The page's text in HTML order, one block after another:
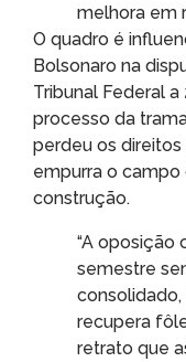
melhora em
O quadro é
Bolsonaro na
Tribunal Federal
processo da
perdeu os
empurra o campo
construção.
“A oposição
semestre
recupera
retrato que